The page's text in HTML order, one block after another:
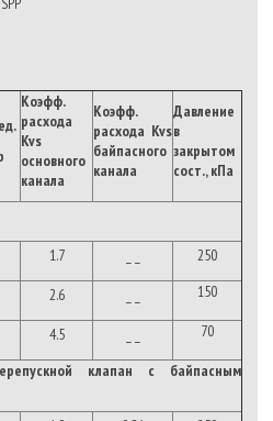
Коэфф.
расхода
Kvs
основного
канала
Коэфф.
расхода Kvs
байпасного
канала
Давление
в
закрытом
сост., кПа
1.7
250
2.6
150
4.5
70
клапан с байпасным